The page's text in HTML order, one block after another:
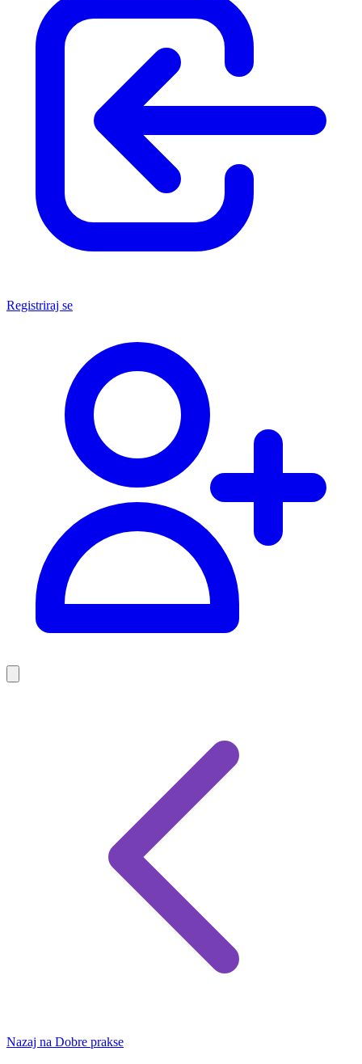
Registriraj se
Nazaj na Dobre prakse